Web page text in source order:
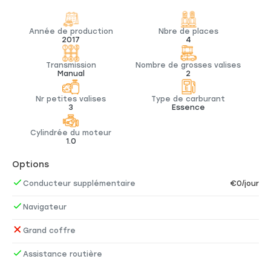
Année de production
2017
Nbre de places
4
Transmission
Manual
Nombre de grosses valises
2
Nr petites valises
3
Type de carburant
Essence
Cylindrée du moteur
1.0
Options
Conducteur supplémentaire €0/jour
Navigateur
Grand coffre
Assistance routière